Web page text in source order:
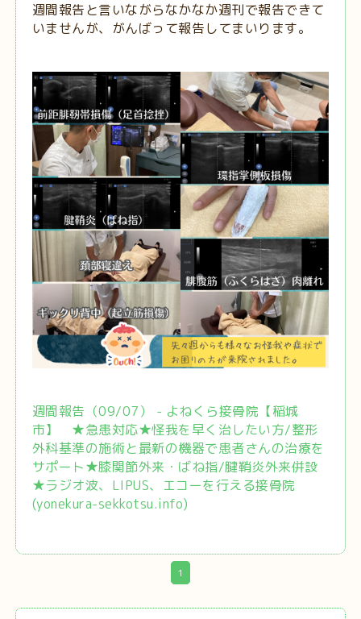
週間報告と言いながらなかなか週刊で報告できて
いませんが、がんばって報告してまいります。
週間報告（09/07） - よねくら接骨院【稲城
市】 ★急患対応★怪我を早く治したい方/整形
外科基準の施術と最新の機器で患者さんの治療を
サポート★膝関節外来・ばね指/腱鞘炎外来併設
★ラジオ波、LIPUS、エコーを行える接骨院
(yonekura-sekkotsu.info)
1